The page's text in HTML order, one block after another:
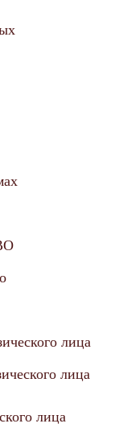
лица
лица
лица